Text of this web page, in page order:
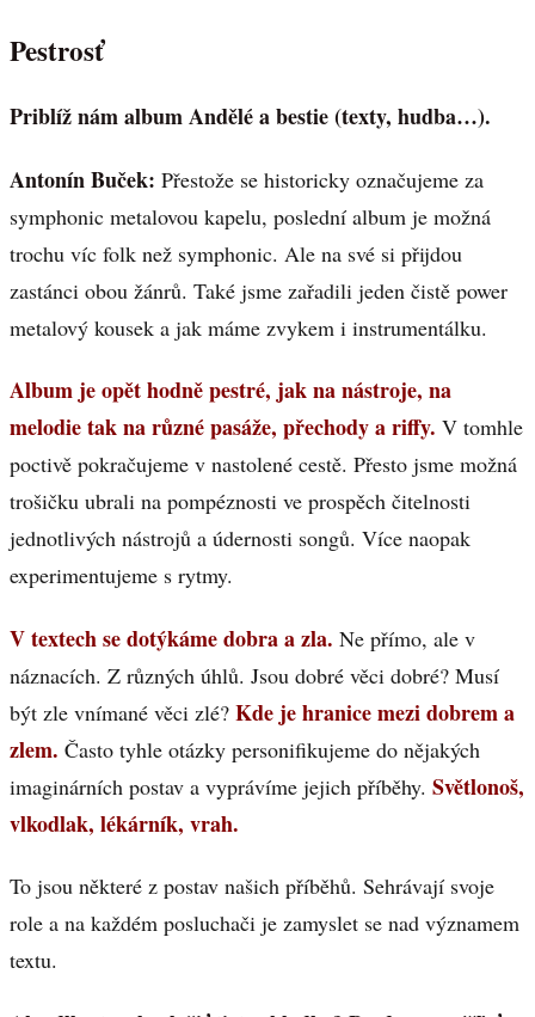
Pestrosť
Priblíž nám album Andělé a bestie (texty, hudba…).
Antonín Buček: Přestože se historicky označujeme za
symphonic metalovou kapelu, poslední album je možná
trochu víc folk než symphonic. Ale na své si přijdou
zastánci obou žánrů. Také jsme zařadili jeden čistě power
metalový kousek a jak máme zvykem i instrumentálku.
Album je opět hodně pestré, jak na nástroje, na
melodie tak na různé pasáže, přechody a riffy. V tomhle
poctivě pokračujeme v nastolené cestě. Přesto jsme možná
trošičku ubrali na pompéznosti ve prospěch čitelnosti
jednotlivých nástrojů a údernosti songů. Více naopak
experimentujeme s rytmy.
V textech se dotýkáme dobra a zla. Ne přímo, ale v
náznacích. Z různých úhlů. Jsou dobré věci dobré? Musí
být zle vnímané věci zlé? Kde je hranice mezi dobrem a
zlem. Často tyhle otázky personifikujeme do nějakých
imaginárních postav a vyprávíme jejich příběhy. Světlonoš,
vlkodlak, lékárník, vrah.
To jsou některé z postav našich příběhů. Sehrávají svoje
role a na každém posluchači je zamyslet se nad významem
textu.